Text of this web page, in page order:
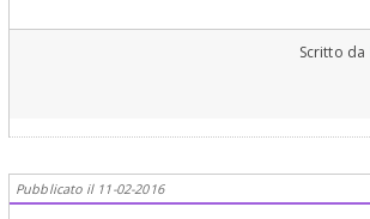
Scritto da
Pubblicato il 11-02-2016